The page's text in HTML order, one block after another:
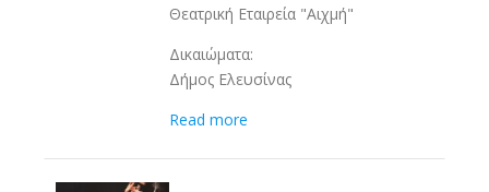
Θεατρική Εταιρεία "Αιχμή"
Δικαιώματα:
Δήμος Ελευσίνας
Read more